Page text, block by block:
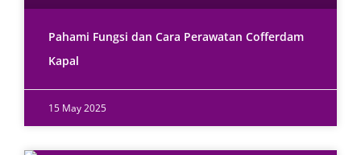
Pahami Fungsi dan Cara Perawatan Cofferdam
Kapal
15 May 2025